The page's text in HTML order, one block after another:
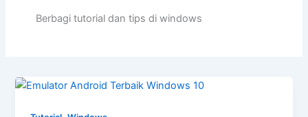
Berbagi tutorial dan tips di windows